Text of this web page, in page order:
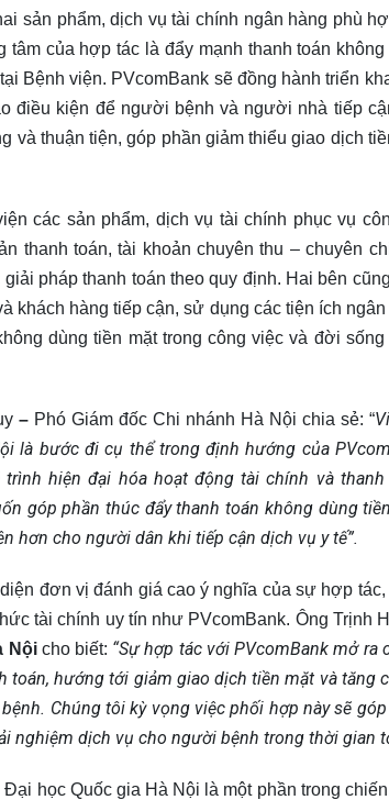
sản phẩm, dịch vụ tài chính ngân hàng phù
của hợp tác là đẩy mạnh thanh toán không
Bệnh viện. PVcomBank sẽ đồng hành triển
điều kiện để người bệnh và người nhà tiếp
và thuận tiện, góp phần giảm thiểu giao dịch
các sản phẩm, dịch vụ tài chính phục vụ
thanh toán, tài khoản chuyên thu – chuyên
pháp thanh toán theo quy định. Hai bên
khách hàng tiếp cận, sử dụng các tiện ích ngân
dùng tiền mặt trong công việc và đời sống
– Phó Giám đốc Chi nhánh Hà Nội chia sẻ: “
là bước đi cụ thể trong định hướng của
hiện đại hóa hoạt động tài chính và thanh
góp phần thúc đẩy thanh toán không dùng
hơn cho người dân khi tiếp cận dịch vụ y tế”.
đơn vị đánh giá cao ý nghĩa của sự hợp tác,
tài chính uy tín như PVcomBank. Ông Trịnh
Nộicho biết: “Sự hợp tác với PVcomBank mở ra
toán, hướng tới giảm giao dịch tiền mặt và tăng
Chúng tôi kỳ vọng việc phối hợp này sẽ
nghiệm dịch vụ cho người bệnh trong thời gian
học Quốc gia Hà Nội là một phần trong